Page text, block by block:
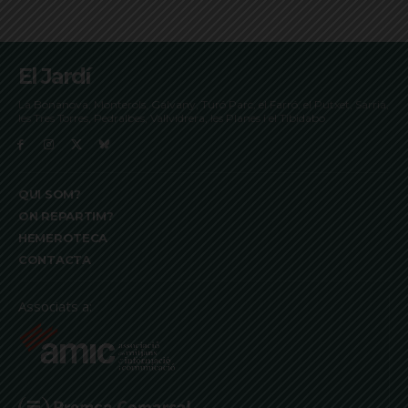
El Jardí
La Bonanova, Monterols, Galvany, Turó Parc, el Farró, el Putxet, Sarrià,
les Tres Torres, Pedralbes, Vallvidrera, les Planes i el Tibidabo
QUI SOM?
ON REPARTIM?
HEMEROTECA
CONTACTA
Associats a: